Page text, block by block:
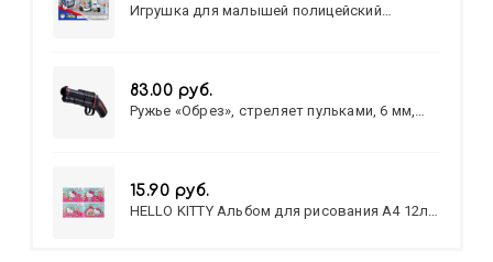
Игрушка для малышей полицейский
83.00 руб.
Ружье «Обрез», стреляет пульками, 6 мм,
15.90 руб.
HELLO KITTY Альбом для рисования А4 12л.